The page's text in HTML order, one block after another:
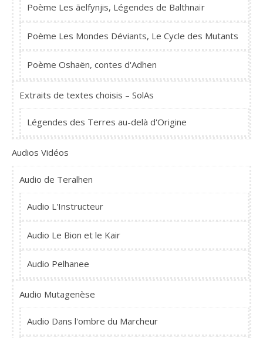
Poème Les ãelfynjis, Légendes de Balthnaïr
Poème Les Mondes Déviants, Le Cycle des Mutants
Poème Oshaën, contes d'Adhen
Extraits de textes choisis – SolAs
Légendes des Terres au-delà d'Origine
Audios Vidéos
Audio de Teralhen
Audio L'Instructeur
Audio Le Bion et le Kair
Audio Pelhanee
Audio Mutagenèse
Audio Dans l'ombre du Marcheur